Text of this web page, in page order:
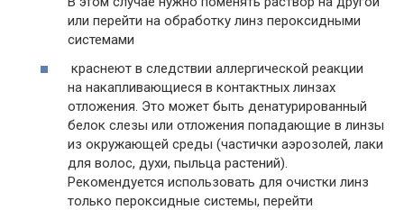
или перейти на обработку линз пероксидными
системами
краснеют в следствии аллергической реакции
на накапливающиеся в контактных линзах
отложения. Это может быть денатурированный
белок слезы или отложения попадающие в линзы
из окружающей среды (частички аэрозолей, лаки
для волос, духи, пыльца растений).
Рекомендуется использовать для очистки линз
только пероксидные системы, перейти